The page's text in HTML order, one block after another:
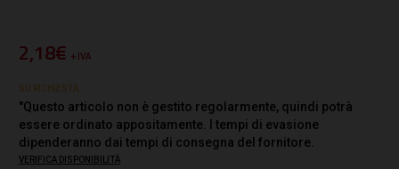
2,18€ + IVA
SU RICHIESTA
"Questo articolo non è gestito regolarmente, quindi potrà
essere ordinato appositamente. I tempi di evasione
dipenderanno dai tempi di consegna del fornitore.
VERIFICA DISPONIBILITÀ